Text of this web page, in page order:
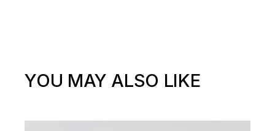
YOU MAY ALSO LIKE